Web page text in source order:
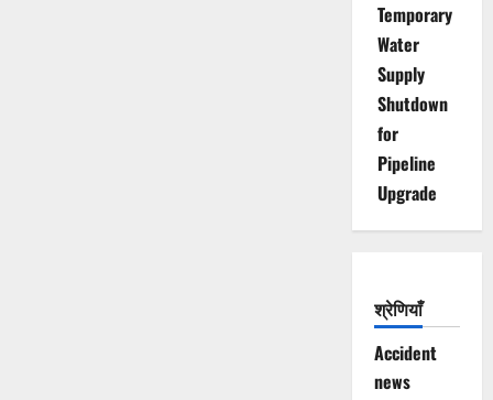
Temporary
Water
Supply
Shutdown
for
Pipeline
Upgrade
श्रेणियाँ
Accident
news